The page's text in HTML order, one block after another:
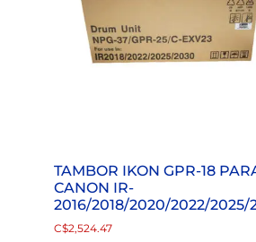
TAMBOR IKON GPR-18
CANON IR-
2016/2018/2020/2022/2025/
C$2,524.47